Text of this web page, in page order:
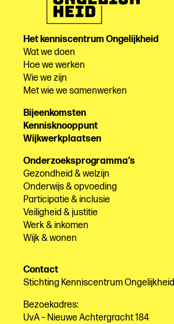
Het kenniscentrum Ongelijkheid
Wat we doen
Hoe we werken
Wie we zijn
Met wie we samenwerken
Bijeenkomsten
Kennisknooppunt
Wijkwerkplaatsen
Onderzoeksprogramma’s
Gezondheid & welzijn
Onderwijs & opvoeding
Participatie & inclusie
Veiligheid & justitie
Werk & inkomen
Wijk & wonen
Contact
Stichting Kenniscentrum Ongelijkheid
Bezoekadres:
UvA – Nieuwe Achtergracht 184